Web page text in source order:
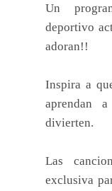
Un
deportivo
adoran!!
Inspira a
aprendan
divierten.
Las
exclusiva